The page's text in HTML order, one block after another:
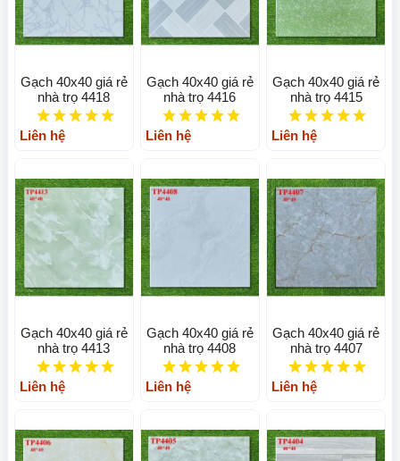
Gạch 40x40 giá rẻ
nhà trọ 4418
Liên hệ
Gạch 40x40 giá rẻ
nhà trọ 4416
Liên hệ
Gạch 40x40 giá rẻ
nhà trọ 4415
Liên hệ
Gạch 40x40 giá rẻ
nhà trọ 4413
Liên hệ
Gạch 40x40 giá rẻ
nhà trọ 4408
Liên hệ
Gạch 40x40 giá rẻ
nhà trọ 4407
Liên hệ